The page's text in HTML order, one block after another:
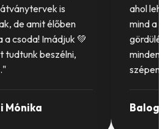
is
de amit élőben
csoda! Imádjuk 💚
tudtunk beszélni,
Mónika
ahol
mind a
szépen